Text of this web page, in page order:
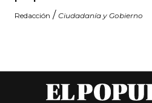
Redacción / Ciudadanía y Gobierno